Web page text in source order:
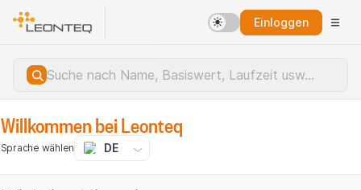
Einloggen
Willkommen bei Leonteq
Sprache wählen DE